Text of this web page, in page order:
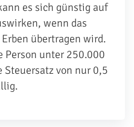
es sich günstig auf
wenn das
übertragen wird.
Person unter 250.000
Steuersatz von nur 0,5